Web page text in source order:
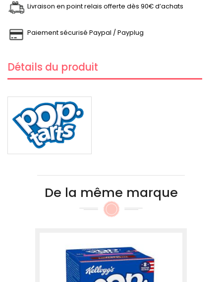
Livraison en point relais offerte dès 90€ d’achats
Paiement sécurisé Paypal / Payplug
Détails du produit
De la même marque